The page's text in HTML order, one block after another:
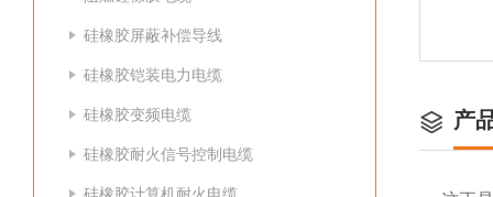
硅橡胶屏蔽补偿导线
硅橡胶铠装电力电缆
硅橡胶变频电缆
硅橡胶耐火信号控制电缆
产